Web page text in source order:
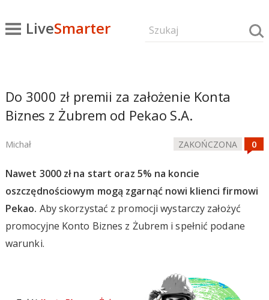
LiveSmarter
Do 3000 zł premii za założenie Konta
Biznes z Żubrem od Pekao S.A.
Michał ZAKOŃCZONA
Nawet 3000 zł na start oraz 5% na koncie
oszczędnościowym mogą zgarnąć nowi klienci firmowi
Pekao. Aby skorzystać z promocji wystarczy założyć
promocyjne Konto Biznes z Żubrem i spełnić podane
warunki.